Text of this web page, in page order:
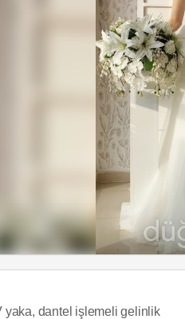
yaka, dantel işlemeli gelinlik